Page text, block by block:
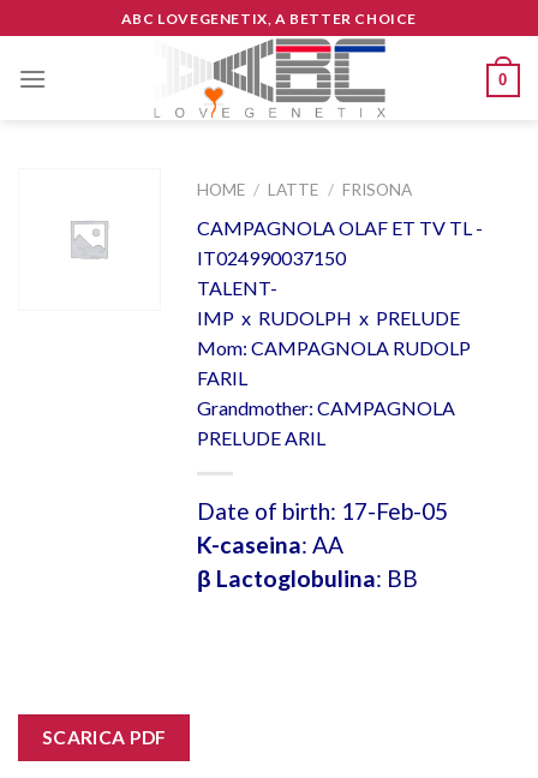
to
content
ABC LOVEGENETIX, A BETTER CHOICE
0
HOME / LATTE / FRISONA
CAMPAGNOLA OLAF ET TV TL -
IT024990037150
TALENT-
IMP x RUDOLPH x PRELUDE
Mom: CAMPAGNOLA RUDOLP
FARIL
Grandmother: CAMPAGNOLA
PRELUDE ARIL
Date of birth: 17-Feb-05
K-caseina: AA
β Lactoglobulina: BB
SCARICA PDF